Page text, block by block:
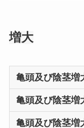
増大
亀頭及び陰茎増
亀頭及び陰茎増
亀頭及び陰茎増